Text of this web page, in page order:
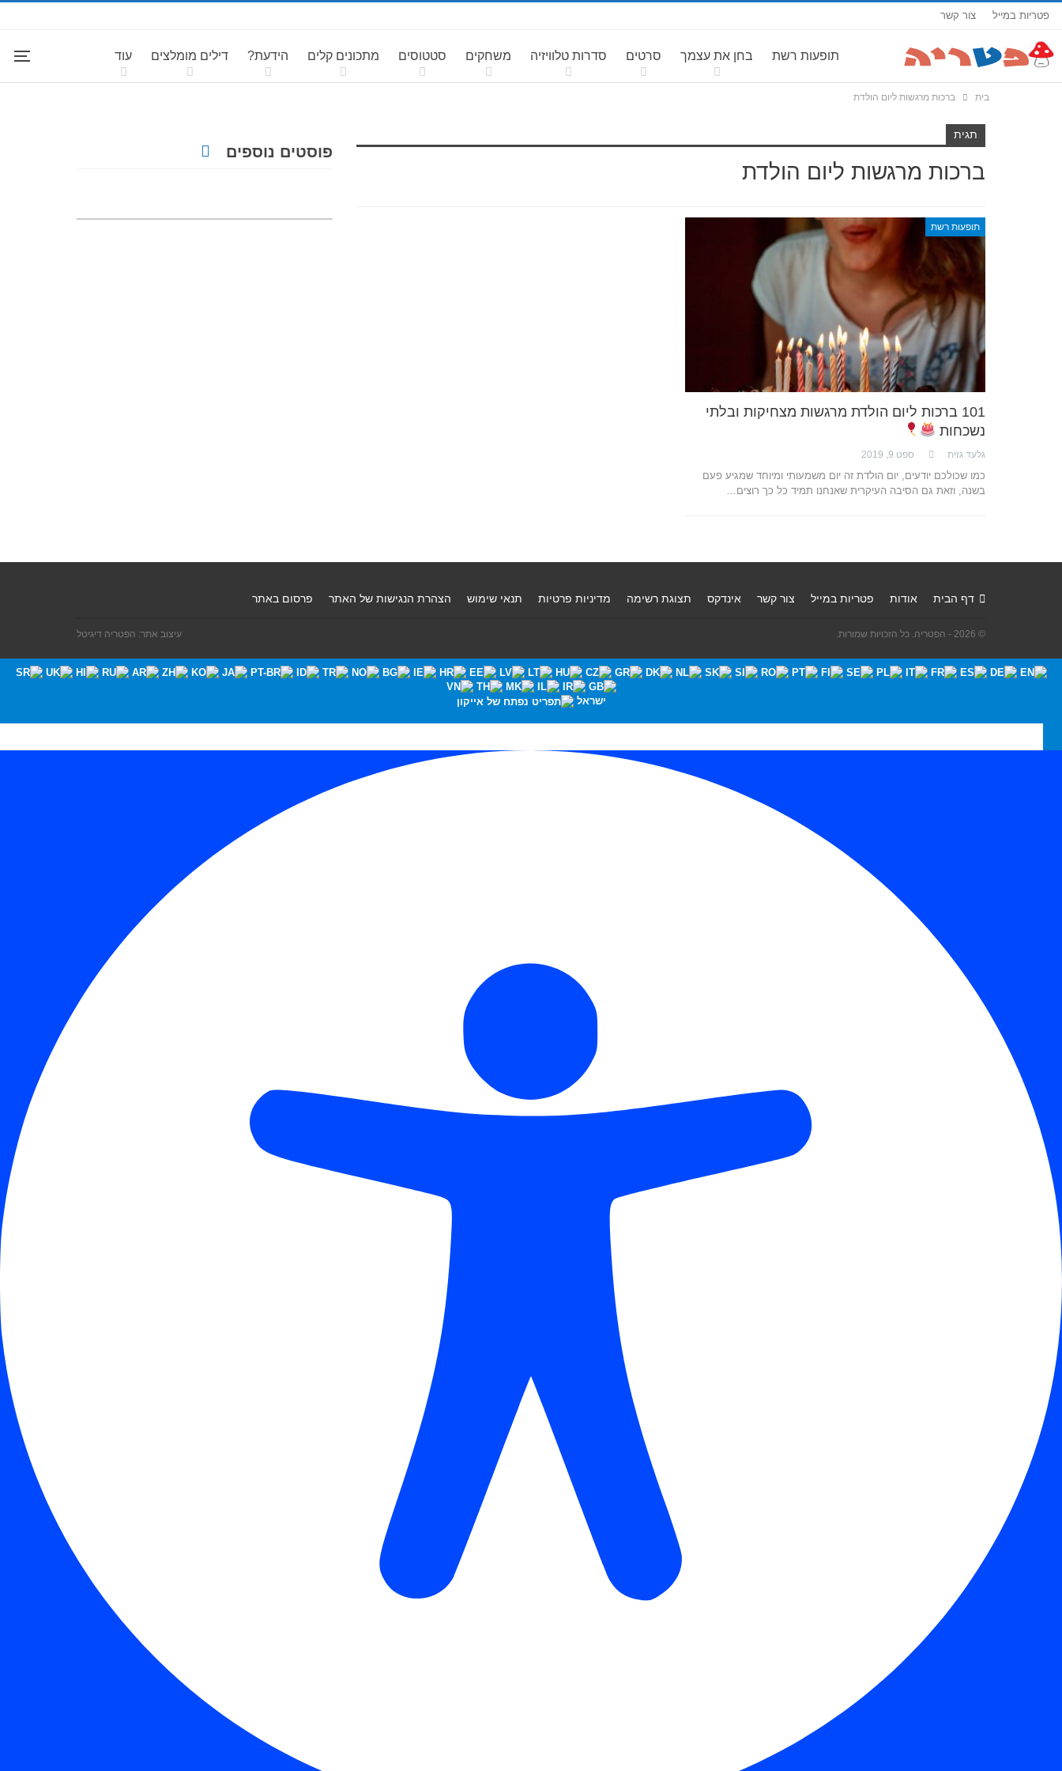
פטריות במייל צור קשר
תופעות רשת בחן את עצמך סרטים סדרות טלוויזיה משחקים סטטוסים מתכונים קלים הידעת? דילים מומלצים עוד
בית ברכות מרגשות ליום הולדת
תגית
ברכות מרגשות ליום הולדת
תופעות רשת
101 ברכות ליום הולדת מרגשות מצחיקות ובלתי
נשכחות
גלעד גזית ספט 9, 2019
כמו שכולכם יודעים, יום הולדת זה יום משמעותי ומיוחד שמגיע פעם
בשנה, וזאת גם הסיבה העיקרית שאנחנו תמיד כל כך רוצים…
פוסטים נוספים
דף הבית אודות פטריות במייל צור קשר אינדקס תצוגת רשימה מדיניות פרטיות תנאי שימוש הצהרת הנגישות של האתר פרסום באתר
© 2026 - הפטריה. כל הזכויות שמורות. עיצוב אתר: הפטריה דיגיטל
ישראל